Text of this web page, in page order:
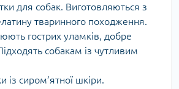
для собак. Виготовляються з
тваринного походження.
гострих уламків, добре
собакам із чутливим
із сиром’ятної шкіри.